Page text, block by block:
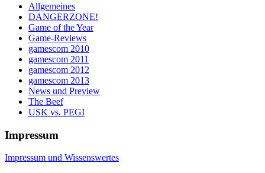
Allgemeines
DANGERZONE!
Game of the Year
Game-Reviews
gamescom 2010
gamescom 2011
gamescom 2012
gamescom 2013
News und Preview
The Beef
USK vs. PEGI
Impressum
Impressum und Wissenswertes